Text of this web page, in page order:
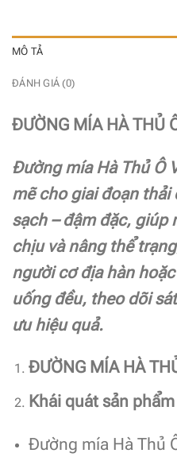
MÔ TẢ
ĐÁNH GIÁ (0)
ĐƯỜNG MÍA HÀ THỦ
Đường mía Hà Thủ Ô
mẽ cho giai đoạn
sạch – đậm đặc, giúp
chịu và nâng thể
người cơ địa hàn
uống đều, theo dõi
ưu hiệu quả.
ĐƯỜNG MÍA HÀ
Khái quát sản phẩm
Đường mía Hà Thủ